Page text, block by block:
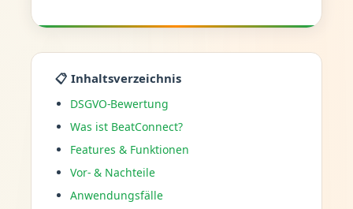
📋 Inhaltsverzeichnis
DSGVO-Bewertung
Was ist BeatConnect?
Features & Funktionen
Vor- & Nachteile
Anwendungsfälle